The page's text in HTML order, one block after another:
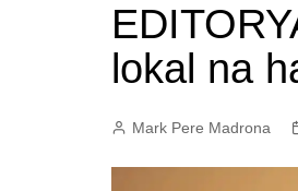
lokal na
Mark Pere Madrona